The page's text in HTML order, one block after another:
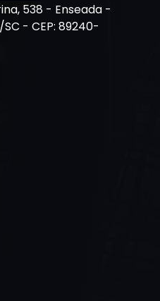
538 - Enseada -
- CEP: 89240-